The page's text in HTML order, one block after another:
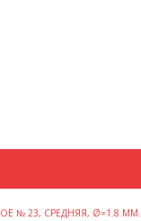
№ 23, СРЕДНЯЯ, Ø=1.8 ММ.